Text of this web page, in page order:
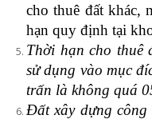
cho thuê đất khác,
hạn quy định tại
Thời hạn cho thuê
sử dụng vào mục
trấn là không quá
Đất xây dựng công